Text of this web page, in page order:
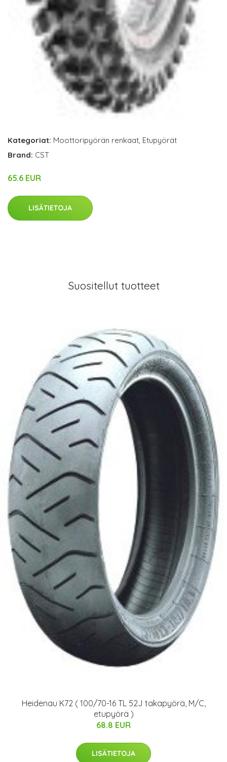
Kategoriat: Moottoripyörän renkaat Etupyörät
Brand: CST
65.6 EUR
LISÄTIETOJA
Suositellut tuotteet
Heidenau K72 ( 100/70-16 TL 52J takapyörä, M/C,
etupyörä )
68.8 EUR
LISÄTIETOJA